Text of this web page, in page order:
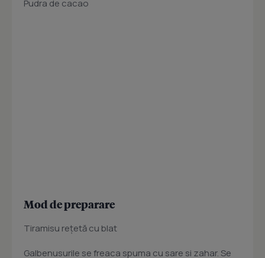
Pudra de cacao
Mod de preparare
Tiramisu reţetă cu blat
Galbenusurile se freaca spuma cu sare si zahar. Se